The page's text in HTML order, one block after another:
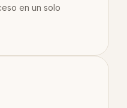
en un solo